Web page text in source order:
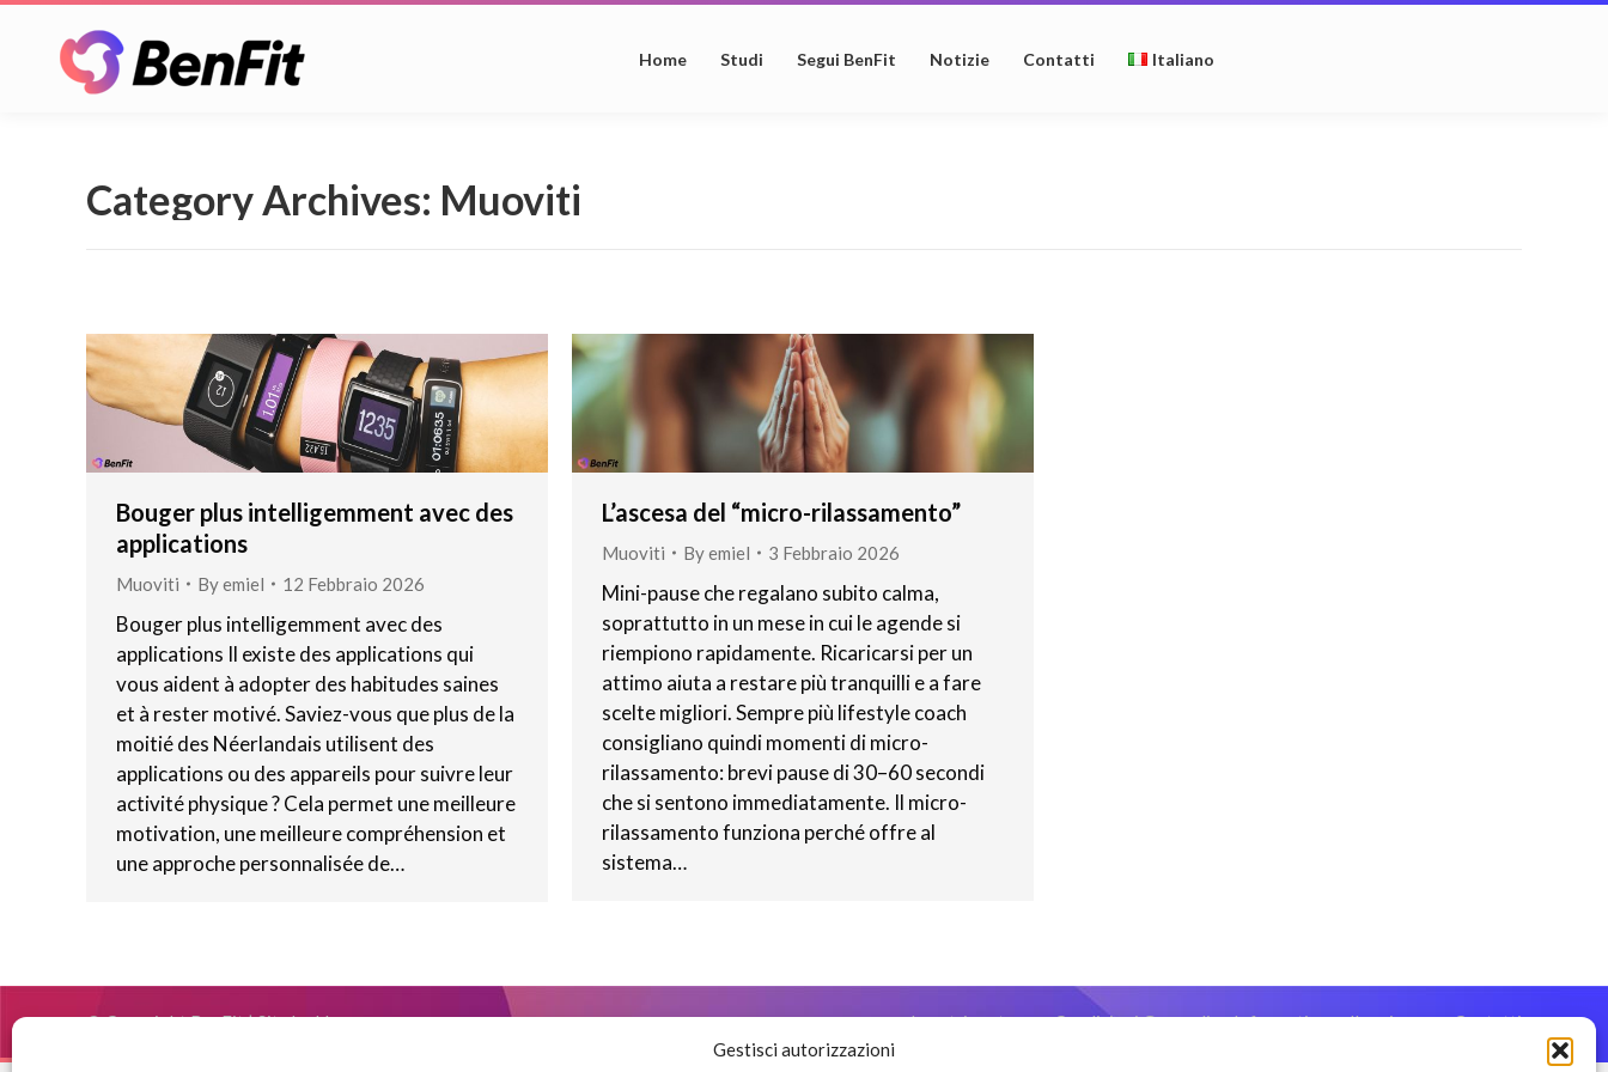
Gestisci autorizzazioni
Home Studi Segui BenFit Notizie Contatti Italiano
Category Archives: Muoviti
Bouger plus intelligemment avec des
applications
Muoviti Byemiel 12 Febbraio 2026
Bouger plus intelligemment avec des
applications Il existe des applications qui
vous aident à adopter des habitudes saines
et à rester motivé. Saviez-vous que plus de la
moitié des Néerlandais utilisent des
applications ou des appareils pour suivre leur
activité physique ? Cela permet une meilleure
motivation, une meilleure compréhension et
une approche personnalisée de…
L’ascesa del “micro-rilassamento”
Muoviti Byemiel 3 Febbraio 2026
Mini-pause che regalano subito calma,
soprattutto in un mese in cui le agende si
riempiono rapidamente. Ricaricarsi per un
attimo aiuta a restare più tranquilli e a fare
scelte migliori. Sempre più lifestyle coach
consigliano quindi momenti di micro-
rilassamento: brevi pause di 30–60 secondi
che si sentono immediatamente. Il micro-
rilassamento funziona perché offre al
sistema…
© Copyright BenFit |Site by LL I nostri partner Condizioni Generali Informativa sulla privacy Contatti